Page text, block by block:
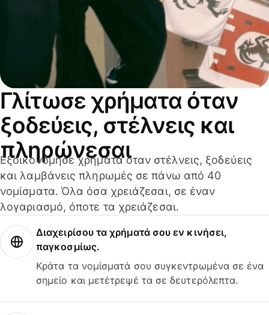
Γλίτωσε χρήματα όταν
ξοδεύεις, στέλνεις και
πληρώνεσαι
Εξοικονόμησε χρήματα όταν στέλνεις, ξοδεύεις
και λαμβάνεις πληρωμές σε πάνω από 40
νομίσματα. Όλα όσα χρειάζεσαι, σε έναν
λογαριασμό, όποτε τα χρειάζεσαι.
Διαχειρίσου τα χρήματά σου εν κινήσει,
παγκοσμίως.
Κράτα τα νομίσματά σου συγκεντρωμένα σε ένα
σημείο και μετέτρεψέ τα σε δευτερόλεπτα.